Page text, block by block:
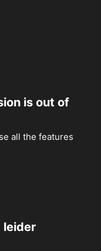
is out of
all the features
leider